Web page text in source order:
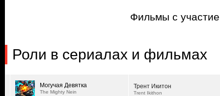
Фильмы с
Роли в сериалах и фильмах
Могучая Девятка
The Mighty Nein
Трент Икитон
Trent Ikithon